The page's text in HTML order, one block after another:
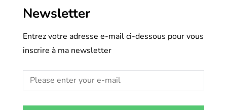
Newsletter
Entrez votre adresse e-mail ci-dessous pour vous
inscrire à ma newsletter